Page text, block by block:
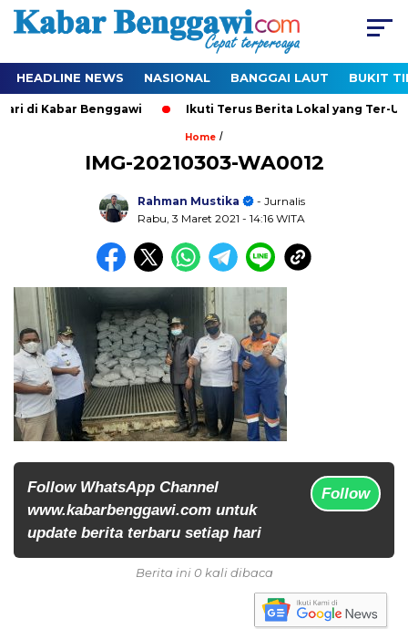
HEADLINE NEWS NASIONAL BANGGAI LAUT BUKIT
di Kabar Benggawi Ikuti Terus Berita Lokal yang Ter-
Home /
IMG-20210303-WA0012
Rahman Mustika
- Jurnalis
Rabu, 3 Maret 2021 - 14:16 WITA
Follow WhatsApp Channel
www.kabarbenggawi.com untuk
update berita terbaru setiap hari
Follow
Berita ini 0 kali dibaca